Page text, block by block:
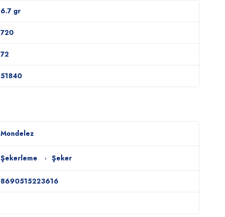
6.7 gr
720
72
51840
Mondelez
Şekerleme Şeker
8690515223616